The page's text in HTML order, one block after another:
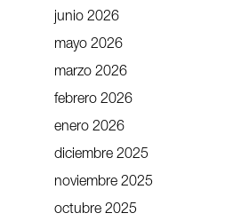
junio 2026
mayo 2026
marzo 2026
febrero 2026
enero 2026
diciembre 2025
noviembre 2025
octubre 2025